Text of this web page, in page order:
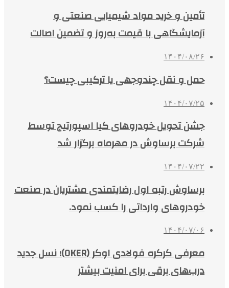
تأمین و خرید مواد شیمیایی صنعتی و
آزمایشگاهی با قیمت به‌روز و تضمین اصالت
۱۴۰۴/۰۸/۲۶
حمل و نقل چندوجهی یا ترکیبی چیست؟
۱۴۰۴/۰۷/۲۵
جشن تحویل خودروهای کیا اسپورتیج توسط
شرکت برساوش در مهرماه برگزار شد
۱۴۰۴/۰۷/۲۲
برساوش رتبه اول رضایتمندی مشتریان در صنعت
خودروهای وارداتی را کسب نمود.
۱۴۰۴/۰۷/۰۶
معرفی کرکره فولادی اوکر (OKER)؛ نسل جدید
درب‌های برقی برای امنیت بیشتر